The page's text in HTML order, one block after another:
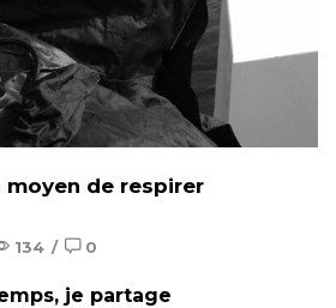
moyen de respirer
134 / 0
je partage